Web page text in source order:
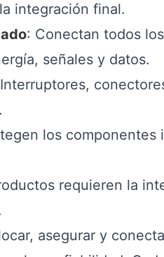
integración final.
: Conectan todos
señales y datos.
los componentes
requieren la
asegurar y